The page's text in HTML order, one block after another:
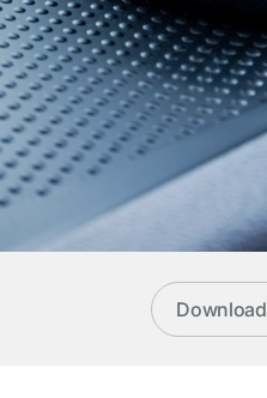
Download